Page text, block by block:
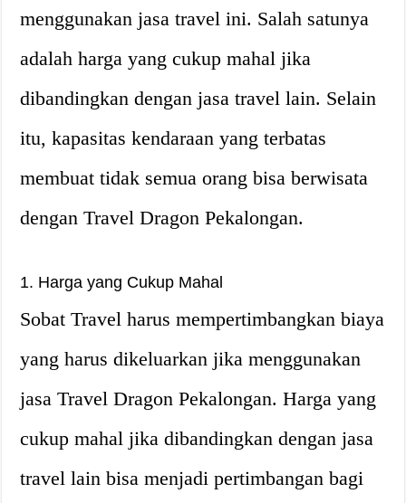
menggunakan jasa travel ini. Salah satunya
adalah harga yang cukup mahal jika
dibandingkan dengan jasa travel lain. Selain
itu, kapasitas kendaraan yang terbatas
membuat tidak semua orang bisa berwisata
dengan Travel Dragon Pekalongan.
1. Harga yang Cukup Mahal
Sobat Travel harus mempertimbangkan biaya
yang harus dikeluarkan jika menggunakan
jasa Travel Dragon Pekalongan. Harga yang
cukup mahal jika dibandingkan dengan jasa
travel lain bisa menjadi pertimbangan bagi